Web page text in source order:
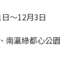
〜12月3日
南瀛綠都心公